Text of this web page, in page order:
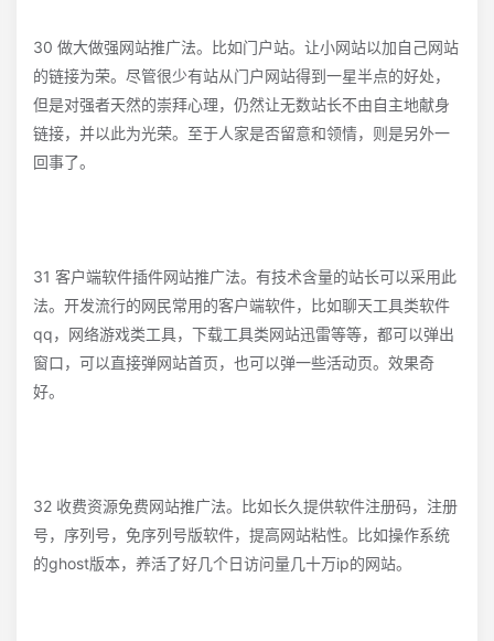
30 做大做强网站推广法。比如门户站。让小网站以加自己网站
的链接为荣。尽管很少有站从门户网站得到一星半点的好处，
但是对强者天然的崇拜心理，仍然让无数站长不由自主地献身
链接，并以此为光荣。至于人家是否留意和领情，则是另外一
回事了。
31 客户端软件插件网站推广法。有技术含量的站长可以采用此
法。开发流行的网民常用的客户端软件，比如聊天工具类软件
qq，网络游戏类工具，下载工具类网站迅雷等等，都可以弹出
窗口，可以直接弹网站首页，也可以弹一些活动页。效果奇
好。
32 收费资源免费网站推广法。比如长久提供软件注册码，注册
号，序列号，免序列号版软件，提高网站粘性。比如操作系统
的ghost版本，养活了好几个日访问量几十万ip的网站。